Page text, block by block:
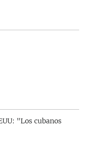
"Los cubanos